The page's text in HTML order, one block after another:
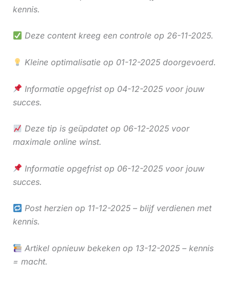
kennis.
Deze content kreeg een controle op 26-11-2025.
Kleine optimalisatie op 01-12-2025 doorgevoerd.
Informatie opgefrist op 04-12-2025 voor jouw
succes.
Deze tip is geüpdatet op 06-12-2025 voor
maximale online winst.
Informatie opgefrist op 06-12-2025 voor jouw
succes.
Post herzien op 11-12-2025 – blijf verdienen met
kennis.
Artikel opnieuw bekeken op 13-12-2025 – kennis
= macht.